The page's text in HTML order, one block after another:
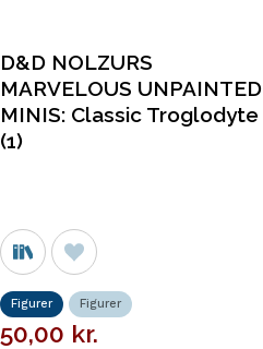
D&D NOLZURS
MARVELOUS UNPAINTED
MINIS: Classic Troglodyte
(1)
Figurer Figurer
50,00 kr.